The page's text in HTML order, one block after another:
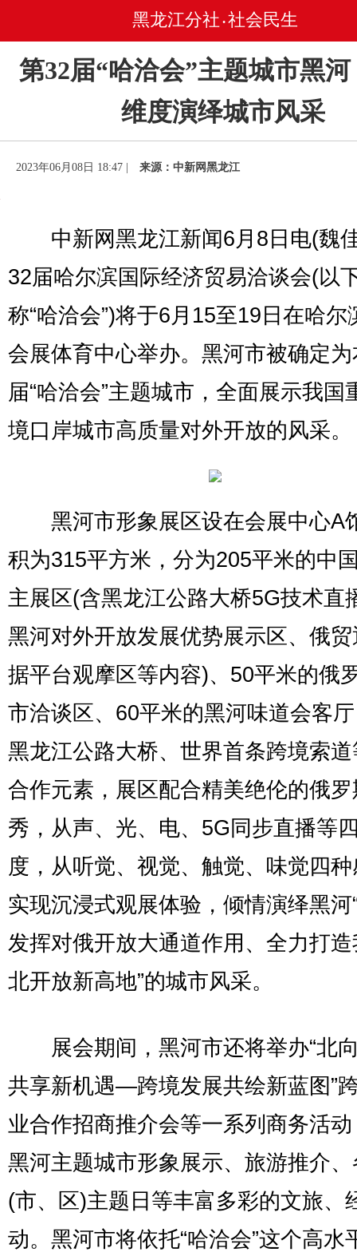
黑龙江分社 • 社会民生
第32届“哈洽会”主题城市黑
维度演绎城市风采
2023年06月08日 18:47 | 来源：中新网黑龙江
中新网黑龙江新闻6月8日电(魏
32届哈尔滨国际经济贸易洽谈会(以
称“哈洽会”)将于6月15至19日在哈尔
会展体育中心举办。黑河市被确定为
届“哈洽会”主题城市，全面展示我国
境口岸城市高质量对外开放的风采。
黑河市形象展区设在会展中心A
积为315平方米，分为205平米的中
主展区(含黑龙江公路大桥5G技术直
黑河对外开放发展优势展示区、俄
据平台观摩区等内容)、50平米的俄
市洽谈区、60平米的黑河味道会客
黑龙江公路大桥、世界首条跨境索
合作元素，展区配合精美绝伦的俄
秀，从声、光、电、5G同步直播等
度，从听觉、视觉、触觉、味觉四
实现沉浸式观展体验，倾情演绎黑河
发挥对俄开放大通道作用、全力打
北开放新高地”的城市风采。
展会期间，黑河市还将举办“北
共享新机遇—跨境发展共绘新蓝图”
业合作招商推介会等一系列商务活
黑河主题城市形象展示、旅游推介
(市、区)主题日等丰富多彩的文旅、
动。黑河市将依托“哈洽会”这个高水